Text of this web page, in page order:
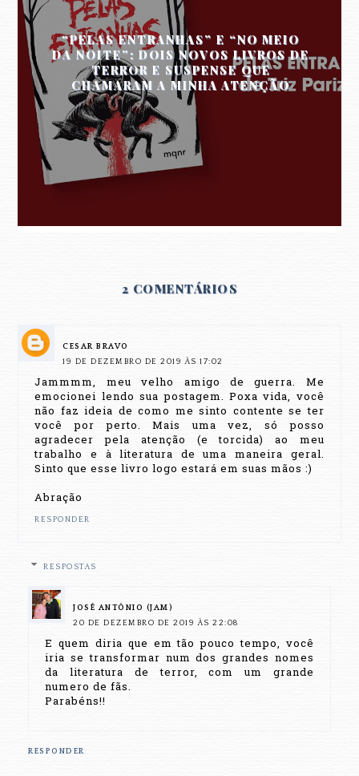
“PELAS ENTRANHAS” E “NO MEIO
DA NOITE”: DOIS NOVOS LIVROS DE
TERROR E SUSPENSE QUE
CHAMARAM A MINHA ATENÇÃO
2 COMENTÁRIOS
CESAR BRAVO
19 DE DEZEMBRO DE 2019 ÀS 17:02
Jammmm, meu velho amigo de guerra. Me
emocionei lendo sua postagem. Poxa vida, você
não faz ideia de como me sinto contente se ter
você por perto. Mais uma vez, só posso
agradecer pela atenção (e torcida) ao meu
trabalho e à literatura de uma maneira geral.
Sinto que esse livro logo estará em suas mãos :)
Abração
RESPONDER
RESPOSTAS
JOSÉ ANTÔNIO (JAM)
20 DE DEZEMBRO DE 2019 ÀS 22:08
E quem diria que em tão pouco tempo, você
iria se transformar num dos grandes nomes
da literatura de terror, com um grande
numero de fãs.
Parabéns!!
RESPONDER